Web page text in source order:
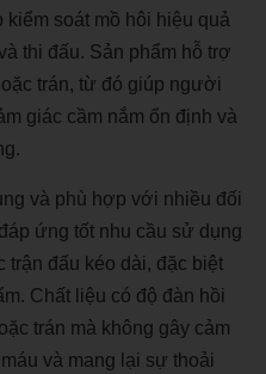
soát mồ hôi hiệu quả
thi đấu. Sản phẩm hỗ trợ
trán, từ đó giúp người
giác cầm nắm ổn định và
và phù hợp với nhiều đối
ứng tốt nhu cầu sử dụng
trận đấu kéo dài, đặc biệt
Chất liệu có độ đàn hồi
trán mà không gây cảm
và mang lại sự thoải